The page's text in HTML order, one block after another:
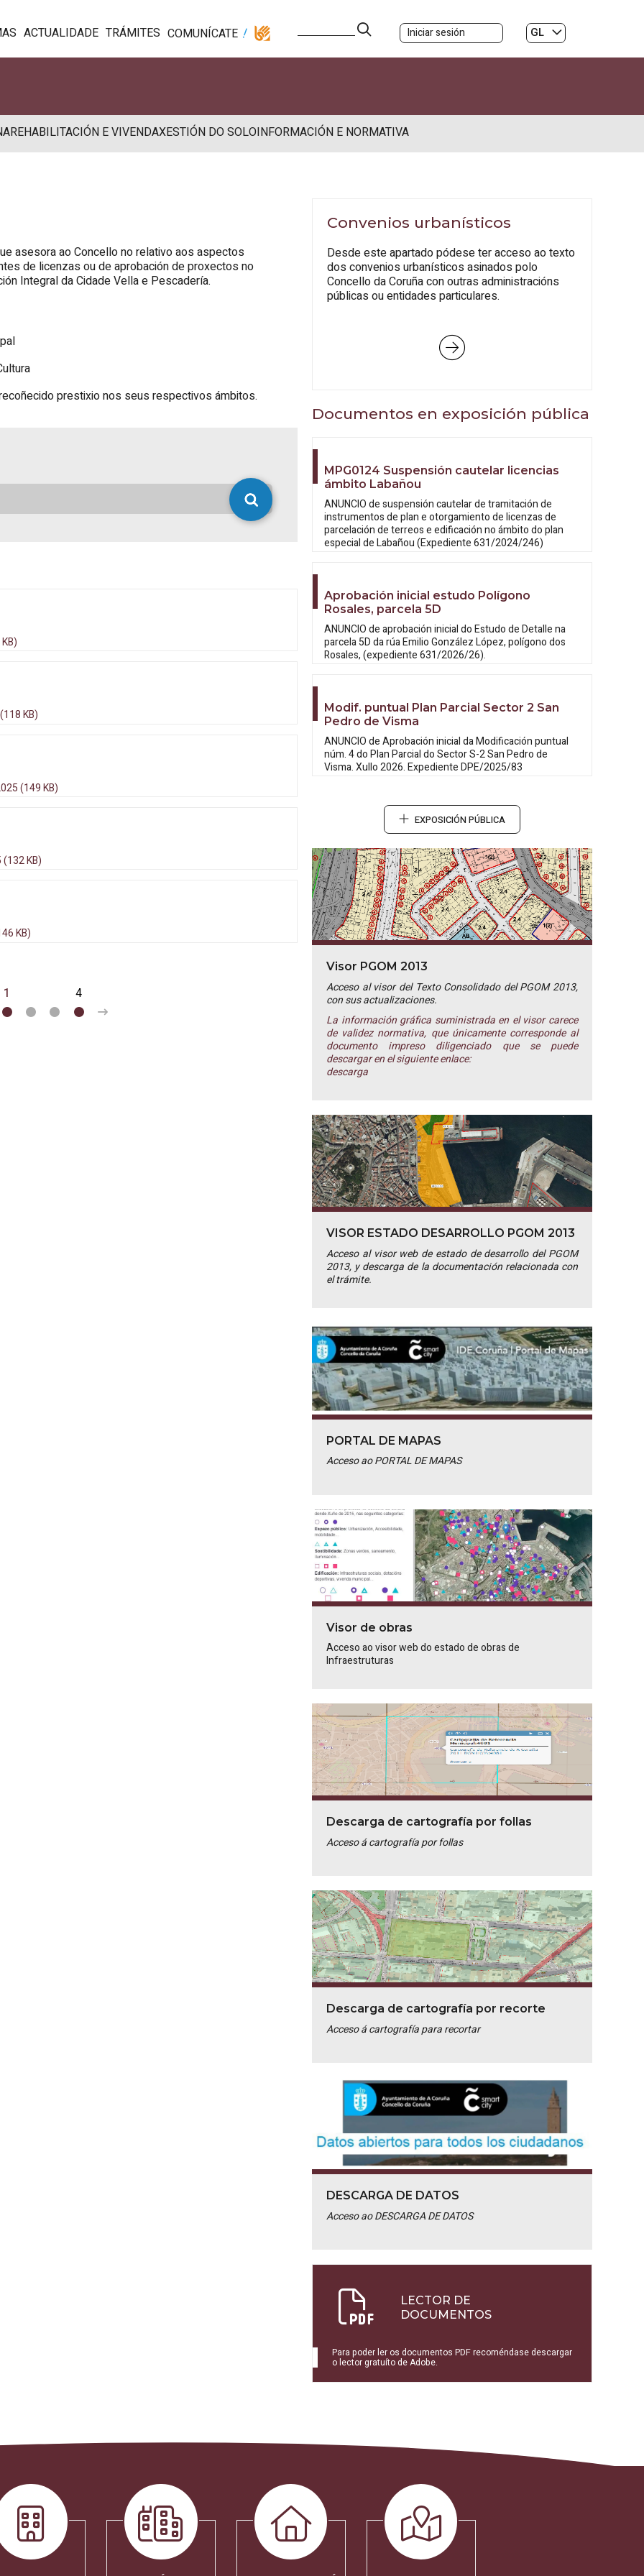
ACTUALIDADE TRÁMITES COMUNÍCATE Iniciar sesión
GL
ES|
REHABILITACIÓN E VIVENDAXESTIÓN DO SOLOINFORMACIÓN E NORMATIVA
asesora ao Concello no relativo aos aspectos
de licenzas ou de aprobación de proxectos no
Integral da Cidade Vella e Pescadería.
prestixio nos seus respectivos ámbitos.
KB)
(149 KB)
KB)
KB)
1 4
Convenios urbanísticos
Desde este apartado pódese ter acceso ao texto
dos convenios urbanísticos asinados polo
Concello da Coruña con outras administracións
públicas ou entidades particulares.
Documentos en exposición pública
MPG0124 Suspensión cautelar licencias
ámbito Labañou
ANUNCIO de suspensión cautelar de tramitación de
instrumentos de plan e otorgamiento de licenzas de
parcelación de terreos e edificación no ámbito do plan
especial de Labañou (Expediente 631/2024/246)
Aprobación inicial estudo Polígono
Rosales, parcela 5D
ANUNCIO de aprobación inicial do Estudode Detalle na
parcela 5D da rúa Emilio González López, polígono dos
Rosales, (expediente 631/2026/26).
Modif. puntual Plan Parcial Sector 2 San
Pedro de Visma
ANUNCIO de Aprobación inicial daModificación puntual
núm. 4 do Plan Parcial do Sector S-2 San Pedro de
Visma. Xullo 2026. Expediente DPE/2025/83
EXPOSICIÓN PÚBLICA
Visor PGOM 2013
Acceso al visor del Texto Consolidado del PGOM 2013,
con sus actualizaciones.
La información gráfica suministrada en el visor carece
de validez normativa, que únicamente corresponde al
documento impreso diligenciado que se puede
descargar en el siguiente enlace:
descarga
VISOR ESTADO DESARROLLO PGOM 2013
Acceso al visor web de estado de desarrollo del PGOM
2013, y descarga de la documentación relacionada con
el trámite.
PORTAL DE MAPAS
Acceso ao PORTAL DE MAPAS
Visor de obras
Acceso ao visor web do estado de obras de
Infraestruturas
Descarga de cartografía por follas
Acceso á cartografía por follas
Descarga de cartografía por recorte
Acceso á cartografía para recortar
DESCARGA DE DATOS
Acceso ao DESCARGA DE DATOS
LECTOR DE
DOCUMENTOS
Para poder ler os documentos PDF recoméndase descargar
o lector gratuíto de Adobe.